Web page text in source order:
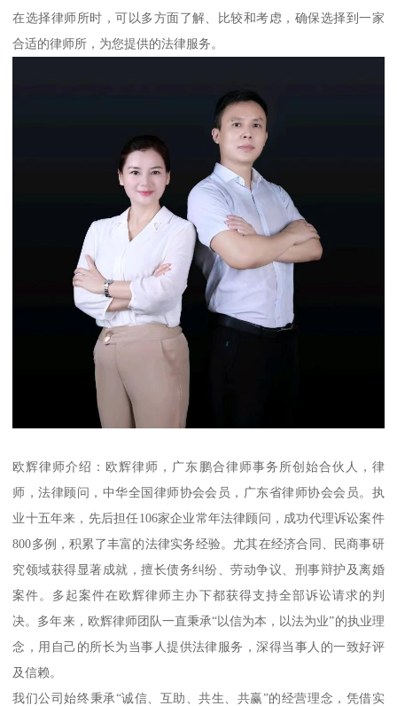
在选择律师所时，可以多方面了解、比较和考虑，确保选择到一家
合适的律师所，为您提供的法律服务。
欧辉律师介绍：欧辉律师，广东鹏合律师事务所创始合伙人，律
师，法律顾问，中华全国律师协会会员，广东省律师协会会员。执
业十五年来，先后担任106家企业常年法律顾问，成功代理诉讼案件
800多例，积累了丰富的法律实务经验。尤其在经济合同、民商事研
究领域获得显著成就，擅长债务纠纷、劳动争议、刑事辩护及离婚
案件。多起案件在欧辉律师主办下都获得支持全部诉讼请求的判
决。多年来，欧辉律师团队一直秉承“以信为本，以法为业”的执业理
念，用自己的所长为当事人提供法律服务，深得当事人的一致好评
及信赖。
我们公司始终秉承“诚信、互助、共生、共赢”的经营理念，凭借实